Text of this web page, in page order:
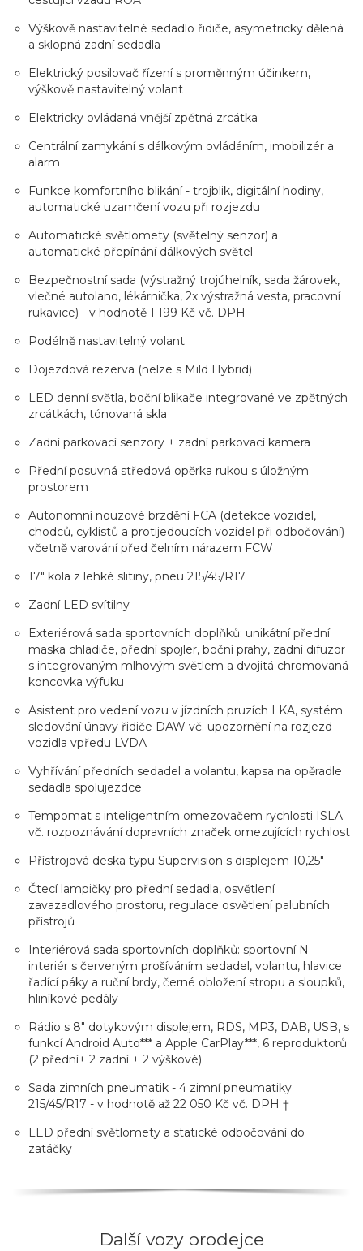
Výškově nastavitelné sedadlo řidiče, asymetricky dělená
a sklopná zadní sedadla
Elektrický posilovač řízení s proměnným účinkem,
výškově nastavitelný volant
Elektricky ovládaná vnější zpětná zrcátka
Centrální zamykání s dálkovým ovládáním, imobilizér a
alarm
Funkce komfortního blikání - trojblik, digitální hodiny,
automatické uzamčení vozu při rozjezdu
Automatické světlomety (světelný senzor) a
automatické přepínání dálkových světel
Bezpečnostní sada (výstražný trojúhelník, sada žárovek,
vlečné autolano, lékárnička, 2x výstražná vesta, pracovní
rukavice) - v hodnotě 1 199 Kč vč. DPH
Podélně nastavitelný volant
Dojezdová rezerva (nelze s Mild Hybrid)
LED denní světla, boční blikače integrované ve zpětných
zrcátkách, tónovaná skla
Zadní parkovací senzory + zadní parkovací kamera
Přední posuvná středová opěrka rukou s úložným
prostorem
Autonomní nouzové brzdění FCA (detekce vozidel,
chodců, cyklistů a protijedoucích vozidel při odbočování)
včetně varování před čelním nárazem FCW
17" kola z lehké slitiny, pneu 215/45/R17
Zadní LED svítilny
Exteriérová sada sportovních doplňků: unikátní přední
maska chladiče, přední spojler, boční prahy, zadní difuzor
s integrovaným mlhovým světlem a dvojitá chromovaná
koncovka výfuku
Asistent pro vedení vozu v jízdních pruzích LKA, systém
sledování únavy řidiče DAW vč. upozornění na rozjezd
vozidla vpředu LVDA
Vyhřívání předních sedadel a volantu, kapsa na opěradle
sedadla spolujezdce
Tempomat s inteligentním omezovačem rychlosti ISLA
vč. rozpoznávání dopravních značek omezujících rychlost
Přístrojová deska typu Supervision s displejem 10,25"
Čtecí lampičky pro přední sedadla, osvětlení
zavazadlového prostoru, regulace osvětlení palubních
přístrojů
Interiérová sada sportovních doplňků: sportovní N
interiér s červeným prošíváním sedadel, volantu, hlavice
řadící páky a ruční brdy, černé obložení stropu a sloupků,
hliníkové pedály
Rádio s 8" dotykovým displejem, RDS, MP3, DAB, USB, s
funkcí Android Auto*** a Apple CarPlay***, 6 reproduktorů
(2 přední+ 2 zadní + 2 výškové)
Sada zimních pneumatik - 4 zimní pneumatiky
215/45/R17 - v hodnotě až 22 050 Kč vč. DPH †
LED přední světlomety a statické odbočování do
zatáčky
Další vozy prodejce